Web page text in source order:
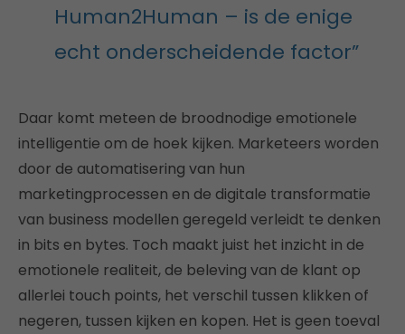
Human2Human – is de enige
echt onderscheidende factor”
Daar komt meteen de broodnodige emotionele
intelligentie om de hoek kijken. Marketeers worden
door de automatisering van hun
marketingprocessen en de digitale transformatie
van business modellen geregeld verleidt te denken
in bits en bytes. Toch maakt juist het inzicht in de
emotionele realiteit, de beleving van de klant op
allerlei touch points, het verschil tussen klikken of
negeren, tussen kijken en kopen. Het is geen toeval